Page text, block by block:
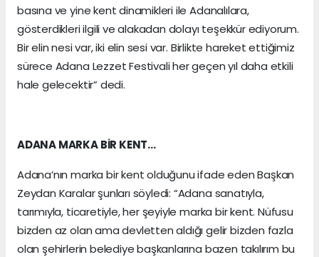
basına ve yine kent dinamikleri ile Adanalılara,
gösterdikleri ilgili ve alakadan dolayı teşekkür ediyorum.
Bir elin nesi var, iki elin sesi var. Birlikte hareket ettiğimiz
sürece Adana Lezzet Festivali her geçen yıl daha etkili
hale gelecektir” dedi.
ADANA MARKA BİR KENT…
Adana’nın marka bir kent olduğunu ifade eden Başkan
Zeydan Karalar şunları söyledi: “Adana sanatıyla,
tarımıyla, ticaretiyle, her şeyiyle marka bir kent. Nüfusu
bizden az olan ama devletten aldığı gelir bizden fazla
olan şehirlerin belediye başkanlarına bazen takılırım bu